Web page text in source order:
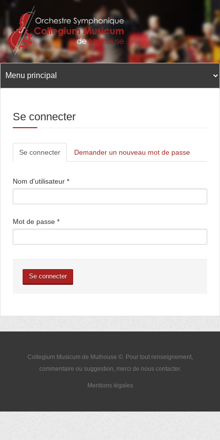
Aller
contenu
principal
Se connecter
Onglets
principaux
Se connecter (onglet
actif)
Demander un nouveau mot de passe
Nom d'utilisateur *
Mot de passe *
Se connecter
Collegium Musicum de Mulhouse ©. Pour tout renseignement,
commentaire ou suggestion, merci de nous contacter.
Mentions légales